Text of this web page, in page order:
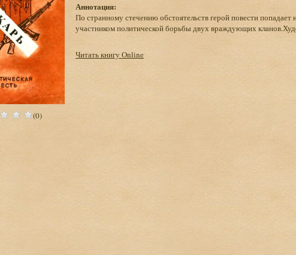
(0)
Аннотация:
По странному стечению обстоятельств герой повести попадает
участником политической борьбы двух враждующих
Читать книгу Online